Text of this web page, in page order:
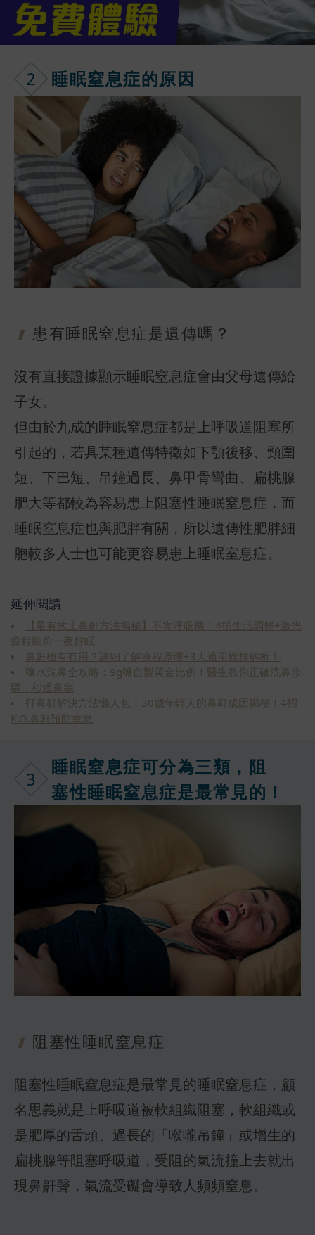
2 睡眠窒息症的原因
患有睡眠窒息症是遺傳嗎？
沒有直接證據顯示睡眠窒息症會由父母遺傳給
子女。
但由於九成的睡眠窒息症都是上呼吸道阻塞所
引起的，若具某種遺傳特徵如下顎後移、頸圍
短、下巴短、吊鐘過長、鼻甲骨彎曲、扁桃腺
肥大等都較為容易患上阻塞性睡眠窒息症，而
睡眠窒息症也與肥胖有關，所以遺傳性肥胖細
延伸閱讀
【最有效止鼻鼾方法揭秘】不靠呼吸機！4招生活調整+激光
療程助你一夜好眠
鼻鼾槍有冇用？詳細了解療程原理+3大適用族群解析！
鹽水洗鼻全攻略：9g鹽自製黃金比例！醫生教你正確洗鼻步
驟，秒通鼻塞
打鼻鼾解決方法懶人包：30歲年輕人的鼻鼾成因揭秘！4招
K.O.鼻鼾預防窒息
3
睡眠窒息症可分為三類，阻
塞性睡眠窒息症是最常見的 ！
阻塞性睡眠窒息症
阻塞性睡眠窒息症是最常見的睡眠窒息症，顧
名思義就是上呼吸道被軟組織阻塞，軟組織或
是肥厚的舌頭、過長的「喉嚨吊鐘」或增生的
扁桃腺等阻塞呼吸道，受阻的氣流撞上去就出
現鼻鼾聲，氣流受礙會導致人頻頻窒息。